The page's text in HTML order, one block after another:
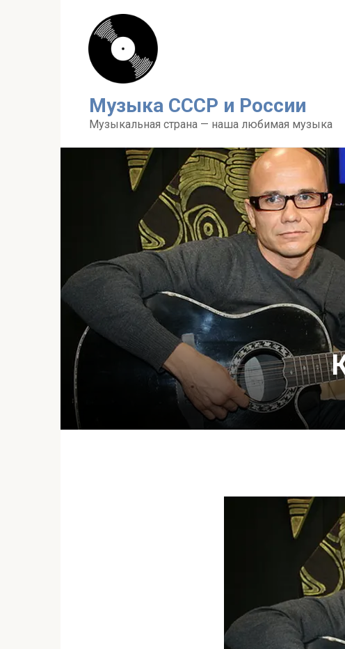
Музыка СССР и России
Музыкальная страна — наша любимая музыка